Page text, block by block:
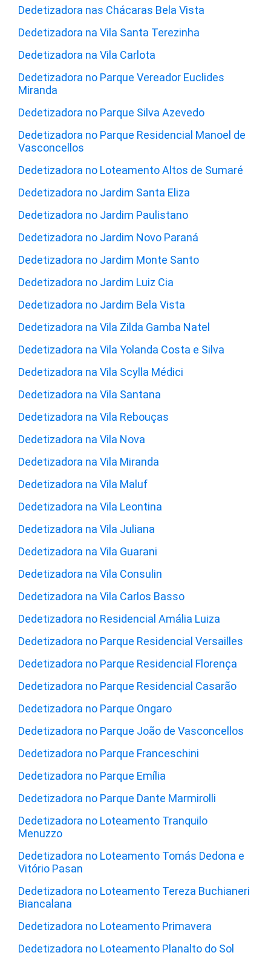
Dedetizadora nas Chácaras Bela Vista
Dedetizadora na Vila Santa Terezinha
Dedetizadora na Vila Carlota
Dedetizadora no Parque Vereador Euclides
Miranda
Dedetizadora no Parque Silva Azevedo
Dedetizadora no Parque Residencial Manoel de
Vasconcellos
Dedetizadora no Loteamento Altos de Sumaré
Dedetizadora no Jardim Santa Eliza
Dedetizadora no Jardim Paulistano
Dedetizadora no Jardim Novo Paraná
Dedetizadora no Jardim Monte Santo
Dedetizadora no Jardim Luiz Cia
Dedetizadora no Jardim Bela Vista
Dedetizadora na Vila Zilda Gamba Natel
Dedetizadora na Vila Yolanda Costa e Silva
Dedetizadora na Vila Scylla Médici
Dedetizadora na Vila Santana
Dedetizadora na Vila Rebouças
Dedetizadora na Vila Nova
Dedetizadora na Vila Miranda
Dedetizadora na Vila Maluf
Dedetizadora na Vila Leontina
Dedetizadora na Vila Juliana
Dedetizadora na Vila Guarani
Dedetizadora na Vila Consulin
Dedetizadora na Vila Carlos Basso
Dedetizadora no Residencial Amália Luiza
Dedetizadora no Parque Residencial Versailles
Dedetizadora no Parque Residencial Florença
Dedetizadora no Parque Residencial Casarão
Dedetizadora no Parque Ongaro
Dedetizadora no Parque João de Vasconcellos
Dedetizadora no Parque Franceschini
Dedetizadora no Parque Emília
Dedetizadora no Parque Dante Marmirolli
Dedetizadora no Loteamento Tranquilo
Menuzzo
Dedetizadora no Loteamento Tomás Dedona e
Vitório Pasan
Dedetizadora no Loteamento Tereza Buchianeri
Biancalana
Dedetizadora no Loteamento Primavera
Dedetizadora no Loteamento Planalto do Sol